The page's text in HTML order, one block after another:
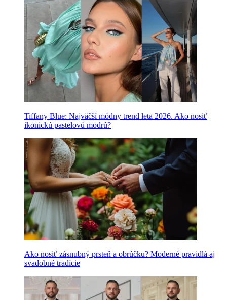
Tiffany Blue: Najväčší módny trend leta 2026. Ako nosiť
ikonickú pastelovú modrú?
Ako nosiť zásnubný prsteň a obrúčku? Moderné pravidlá aj
svadobné tradície